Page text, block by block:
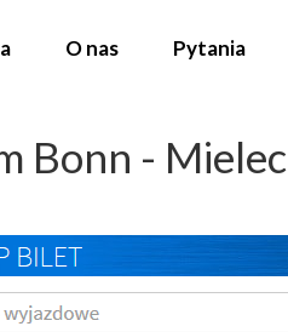
Bonn - Mielec
O nas Pytania